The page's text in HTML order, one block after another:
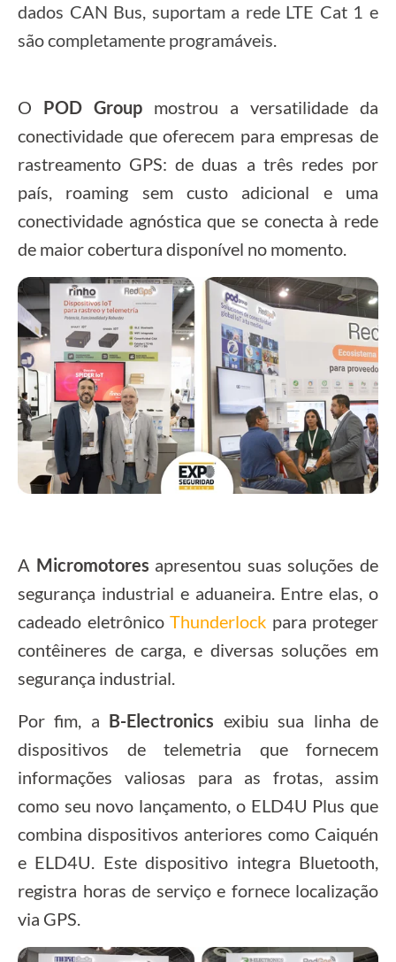
dados CAN Bus, suportam a rede LTE Cat 1 e
são completamente programáveis.
O POD Group mostrou a versatilidade da
conectividade que oferecem para empresas de
rastreamento GPS: de duas a três redes por
país, roaming sem custo adicional e uma
conectividade agnóstica que se conecta à rede
de maior cobertura disponível no momento.
A Micromotores apresentou suas soluções de
segurança industrial e aduaneira. Entre elas, o
cadeado eletrônico Thunderlock para proteger
contêineres de carga, e diversas soluções em
segurança industrial.
Por fim, a B-Electronics exibiu sua linha de
dispositivos de telemetria que fornecem
informações valiosas para as frotas, assim
como seu novo lançamento, o ELD4U Plus que
combina dispositivos anteriores como Caiquén
e ELD4U. Este dispositivo integra Bluetooth,
registra horas de serviço e fornece localização
via GPS.